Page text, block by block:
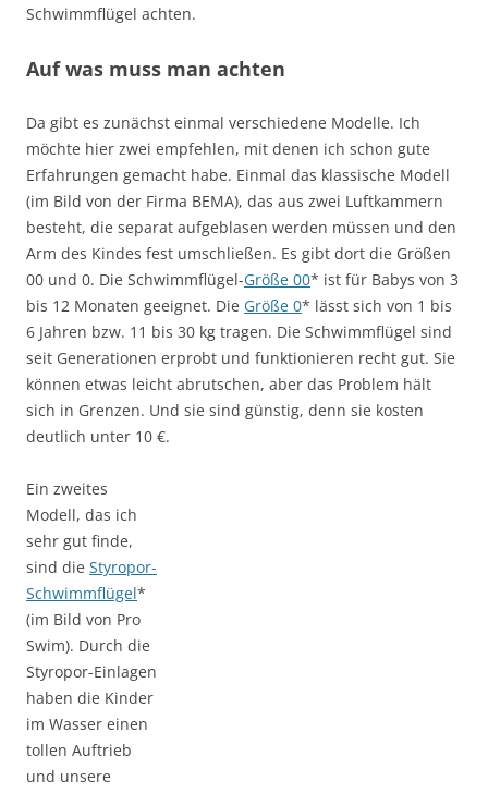
Schwimmflügel achten.
Auf was muss man achten
Da gibt es zunächst einmal verschiedene Modelle. Ich
möchte hier zwei empfehlen, mit denen ich schon gute
Erfahrungen gemacht habe. Einmal das klassische Modell
(im Bild von der Firma BEMA), das aus zwei Luftkammern
besteht, die separat aufgeblasen werden müssen und den
Arm des Kindes fest umschließen. Es gibt dort die Größen
00 und 0. Die Schwimmflügel-Größe 00* ist für Babys von 3
bis 12 Monaten geeignet. Die Größe 0* lässt sich von 1 bis
6 Jahren bzw. 11 bis 30 kg tragen. Die Schwimmflügel sind
seit Generationen erprobt und funktionieren recht gut. Sie
können etwas leicht abrutschen, aber das Problem hält
sich in Grenzen. Und sie sind günstig, denn sie kosten
deutlich unter 10 €.
Ein zweites
Modell, das ich
sehr gut finde,
sind die Styropor-
Schwimmflügel*
(im Bild von Pro
Swim). Durch die
Styropor-Einlagen
haben die Kinder
im Wasser einen
tollen Auftrieb
und unsere